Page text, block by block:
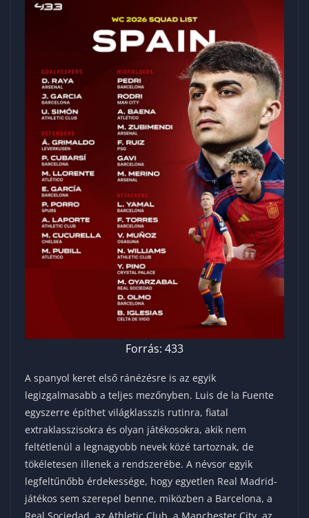
Forrás: 433
A spanyol keret első ránézésre is az egyik
legizgalmasabb a teljes mezőnyben. Luis de la Fuente
egyszerre építhet világklasszis rutinra, fiatal
extraklasszisokra és olyan játékosokra, akik nem
feltétlenül a legnagyobb nevek közé tartoznak, de
tökéletesen illenek a rendszerébe. A névsor egyik
legfeltűnőbb érdekessége, hogy egyetlen Real Madrid-
játékos sem szerepel benne, miközben a Barcelona, a